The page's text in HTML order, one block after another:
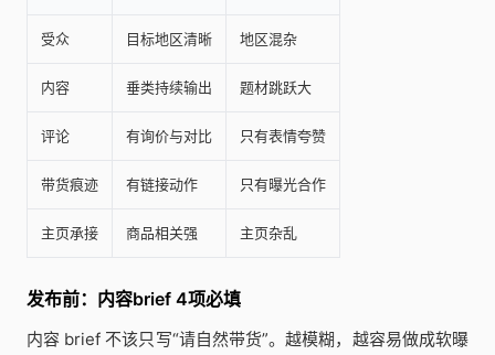
受众 目标地区清晰 地区混杂
内容 垂类持续输出 题材跳跃大
评论 有询价与对比 只有表情夸赞
带货痕迹 有链接动作 只有曝光合作
主页承接 商品相关强 主页杂乱
发布前：内容brief 4项必填
内容 brief 不该只写“请自然带货”。越模糊，越容易做成软曝